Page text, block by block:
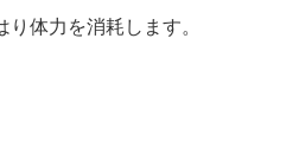
体力を消耗します。